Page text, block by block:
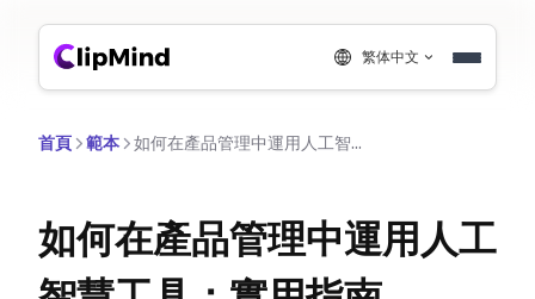
繁体中文
首頁 範本 如何在產品管理中運用人工智慧工具：實用指南
如何在產品管理中運用人工